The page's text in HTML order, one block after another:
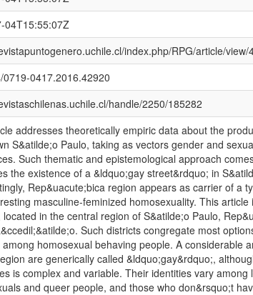
04T15:55:07Z
index.php/RPG/article/view/
0719-0417.2016.42920
handle/2250/185282
addresses theoretically empiric data about the
S&atilde;o Paulo, taking as vectors gender and
Such thematic and epistemological approach
the existence of a &ldquo;gay street&rdquo; in
Rep&uacute;bica region appears as carrier of a
masculine-feminized homosexuality. This
located in the central region of S&atilde;o Paulo,
Such districts congregate most
among homosexual behaving people. A considerable
are generically called &ldquo;gay&rdquo;,
is complex and variable. Their identities vary
and queer people, and those who don&rsquo;t